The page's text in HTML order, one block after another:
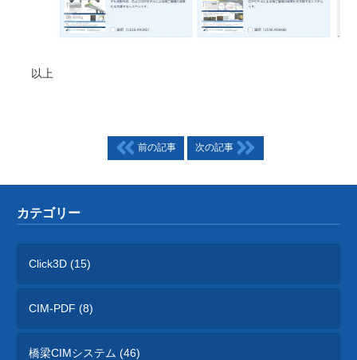
以上
前の記事 次の記事
カテゴリー
Click3D (15)
CIM-PDF (8)
橋梁CIMシステム (46)